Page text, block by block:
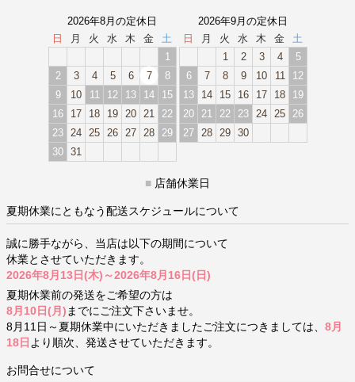
2026年8月の定休日
日
月 火 水 木 金
土
1
2
3 4 5 6 7
8
9
10 11 12 13 14
15
16
17 18 19 20 21
22
23
24 25 26 27 28
29
30 31
2026年9月の定休日
日
月 火 水 木 金
土
1
2 3 4
5
6
7 8 9 10 11
12
13
14 15 16 17 18
19
20
21 22 23 24 25
26
27
28 29 30
■ 店舗休業日
夏期休業にともなう配送スケジュールについて
誠に勝手ながら、当店は以下の期間について
休業とさせていただきます。
2026年8月13日(木)～2026年8月16日(日)
夏期休業前の発送をご希望の方は
8月10日(月) までにご注文下さいませ。
8月11日～夏期休業中にいただきましたご注文につきましては、 8月
18日 より順次、発送させていただきます。
お問合せについて